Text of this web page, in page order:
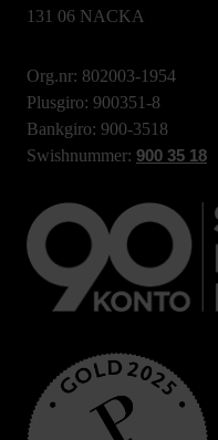
131 06 NACKA
Org.nr: 802003-1954
Plusgiro: 900351-8
Bankgiro: 900-3518
Swishnummer: 900 35 18